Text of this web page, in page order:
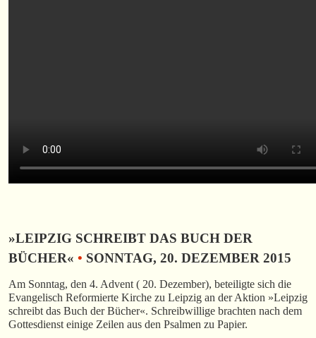
»LEIPZIG SCHREIBT DAS BUCH DER
BÜCHER« • SONNTAG, 20. DEZEMBER 2015
Am Sonntag, den 4. Advent ( 20. Dezember), beteiligte sich die
Evangelisch Reformierte Kirche zu Leipzig an der Aktion »Leipzig
schreibt das Buch der Bücher«. Schreibwillige brachten nach dem
Gottesdienst einige Zeilen aus den Psalmen zu Papier.